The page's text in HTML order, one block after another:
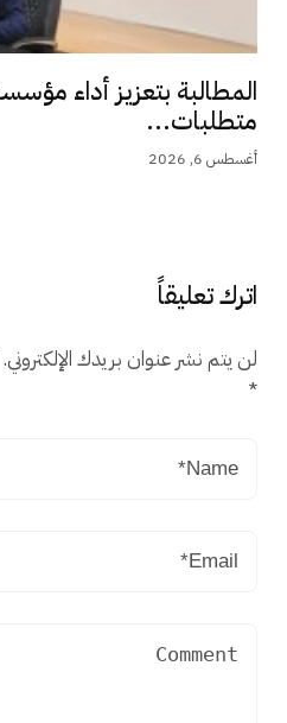
المطالبة بتعزيز أداء
متطلبات...
أغسطس 6, 2026
اترك تعليقاً
لن يتم نشر عنوان بريدك الإلكتروني.
*